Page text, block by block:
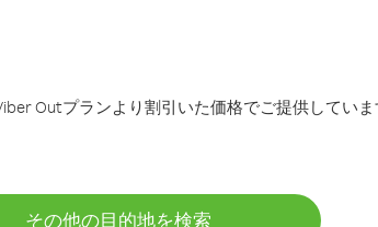
Outプランより割引いた価格でご提供していま
その他の目的地を検索